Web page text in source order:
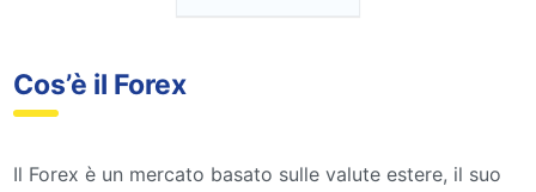
Cos’è il Forex
Il Forex è un mercato basato sulle valute estere, il suo